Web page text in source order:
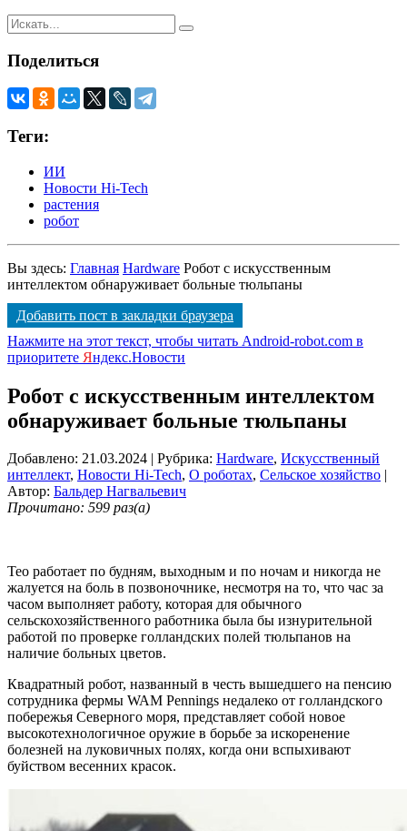
Поделиться
Теги:
ИИ
Новости Hi-Tech
растения
робот
Вы здесь: Главная Hardware Робот с искусственным
интеллектом обнаруживает больные тюльпаны
Добавить пост в закладки браузера
Нажмите на этот текст, чтобы читать Android-robot.com в
приоритете Яндекс.Новости
Робот с искусственным интеллектом
обнаруживает больные тюльпаны
Добавлено: 21.03.2024 | Рубрика: Hardware, Искусственный
интеллект, Новости Hi-Tech, О роботах, Сельское хозяйство
Автор: Бальдер Нагвальевич
Прочитано: 599 раз(а)
Тео работает по будням, выходным и по ночам и никогда не
жалуется на боль в позвоночнике, несмотря на то, что час за
часом выполняет работу, которая для обычного
сельскохозяйственного работника была бы изнурительной
работой по проверке голландских полей тюльпанов на
наличие больных цветов.
Квадратный робот, названный в честь вышедшего на пенсию
сотрудника фермы WAM Pennings недалеко от голландского
побережья Северного моря, представляет собой новое
высокотехнологичное оружие в борьбе за искоренение
болезней на луковичных полях, когда они вспыхивают
буйством весенних красок.